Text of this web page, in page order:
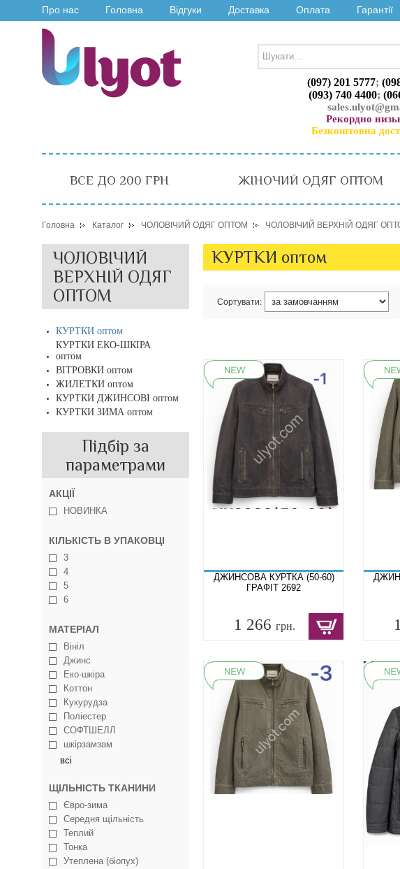
Про нас Головна Відгуки Доставка Оплата Гарантії
(097) 201 5777;
(093) 740 4400;
Рекордно
Безкоштовна
ВСЕ ДО 200 ГРН ЖІНОЧИЙ ОДЯГ ОПТОМ
Головна Каталог ЧОЛОВІЧИЙ ОДЯГ ОПТОМ ЧОЛОВІЧИЙ ВЕРХНІЙ ОДЯГ
ЧОЛОВІЧИЙ
ВЕРХНІЙ ОДЯГ
ОПТОМ
КУРТКИ оптом
КУРТКИ ЕКО-ШКІРА
оптом
ВІТРОВКИ оптом
ЖИЛЕТКИ оптом
КУРТКИ ДЖИНСОВІ оптом
КУРТКИ ЗИМА оптом
Підбір за
параметрами
АКЦІЇ
НОВИНКА
КІЛЬКІСТЬ В УПАКОВЦІ
3
4
5
6
МАТЕРІАЛ
Вініл
Джинс
Еко-шкіра
Коттон
Кукурудза
Поліестер
СОФТШЕЛЛ
шкірзамзам
всі
ЩІЛЬНІСТЬ ТКАНИНИ
Євро-зима
Середня щільність
Теплий
Тонка
Утеплена (біопух)
КУРТКИ оптом
Сортувати:
ДЖИНСОВА КУРТКА (50-60)
ГРАФІТ 2692
1 266грн.